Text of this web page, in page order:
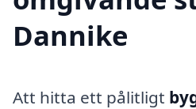
Dannike
Att hitta ett pålitligt